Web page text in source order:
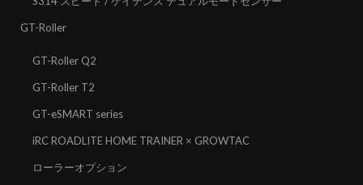
GT-Roller
GT-Roller Q2
GT-Roller T2
GT-eSMART series
iRC ROADLITE HOME TRAINER × GROWTAC
ローラーオプション